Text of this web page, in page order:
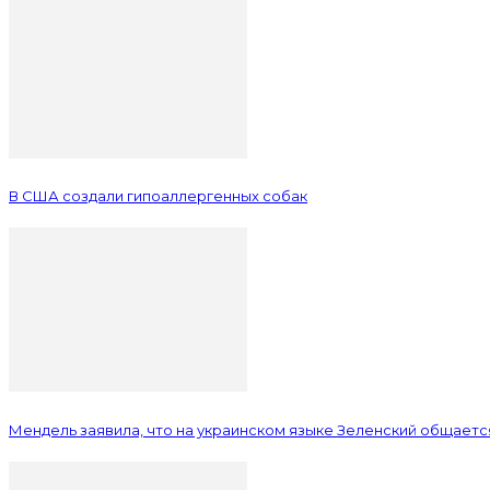
В США создали гипоаллергенных собак
Мендель заявила, что на украинском языке Зеленский